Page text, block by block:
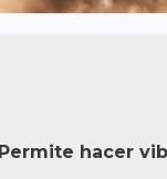
Permite hacer